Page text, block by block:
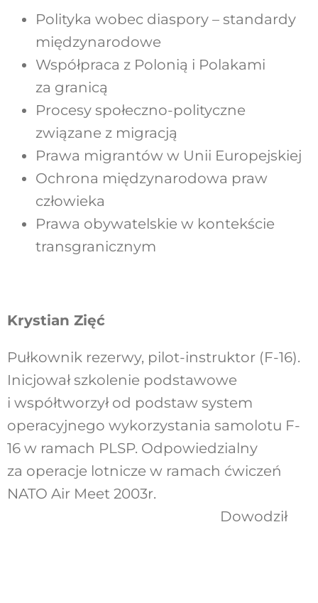
Polityka wobec diaspory – standardy
międzynarodowe
Współpraca z Polonią i Polakami
za granicą
Procesy społeczno-polityczne
związane z migracją
Prawa migrantów w Unii Europejskiej
Ochrona międzynarodowa praw
człowieka
Prawa obywatelskie w kontekście
transgranicznym
Krystian Zięć
Pułkownik rezerwy, pilot-instruktor (F-16).
Inicjował szkolenie podstawowe
i współtworzył od podstaw system
operacyjnego wykorzystania samolotu F-
16 w ramach PLSP. Odpowiedzialny
za operacje lotnicze w ramach ćwiczeń
NATO Air Meet 2003r.
Dowodził